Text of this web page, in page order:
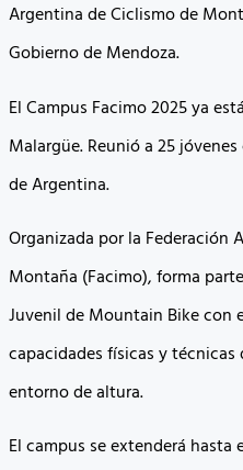
Argentina de Ciclismo de
Gobierno de Mendoza.
El Campus Facimo 2025 ya
Malargüe. Reunió a 25
de Argentina.
Organizada por la Federación
Montaña (Facimo), forma
Juvenil de Mountain Bike con
capacidades físicas y
entorno de altura.
El campus se extenderá hasta